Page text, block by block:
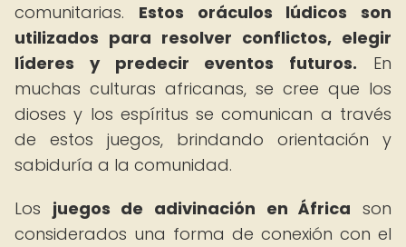
comunitarias. Estos oráculos lúdicos son
utilizados para resolver conflictos, elegir
líderes y predecir eventos futuros. En
muchas culturas africanas, se cree que los
dioses y los espíritus se comunican a través
de estos juegos, brindando orientación y
sabiduría a la comunidad.
Los juegos de adivinación en África son
considerados una forma de conexión con el